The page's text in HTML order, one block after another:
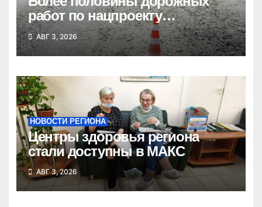
работ по нацпроекту
выполнено в Новосибирской
области
АВГ 3, 2026
НОВОСТИ РЕГИОНА
Центры здоровья региона
стали доступны в МАКС
АВГ 3, 2026